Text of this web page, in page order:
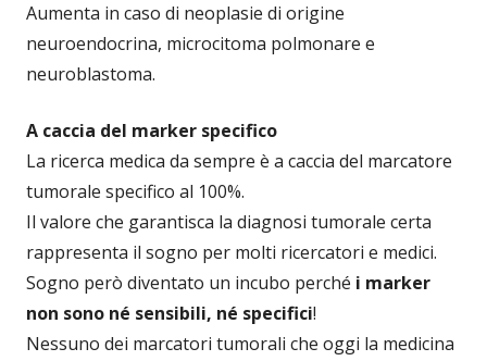
Aumenta in caso di neoplasie di origine
neuroendocrina, microcitoma polmonare e
neuroblastoma.
A caccia del marker specifico
La ricerca medica da sempre è a caccia del marcatore
tumorale specifico al 100%.
Il valore che garantisca la diagnosi tumorale certa
rappresenta il sogno per molti ricercatori e medici.
Sogno però diventato un incubo perché i marker
non sono né sensibili, né specifici!
Nessuno dei marcatori tumorali che oggi la medicina